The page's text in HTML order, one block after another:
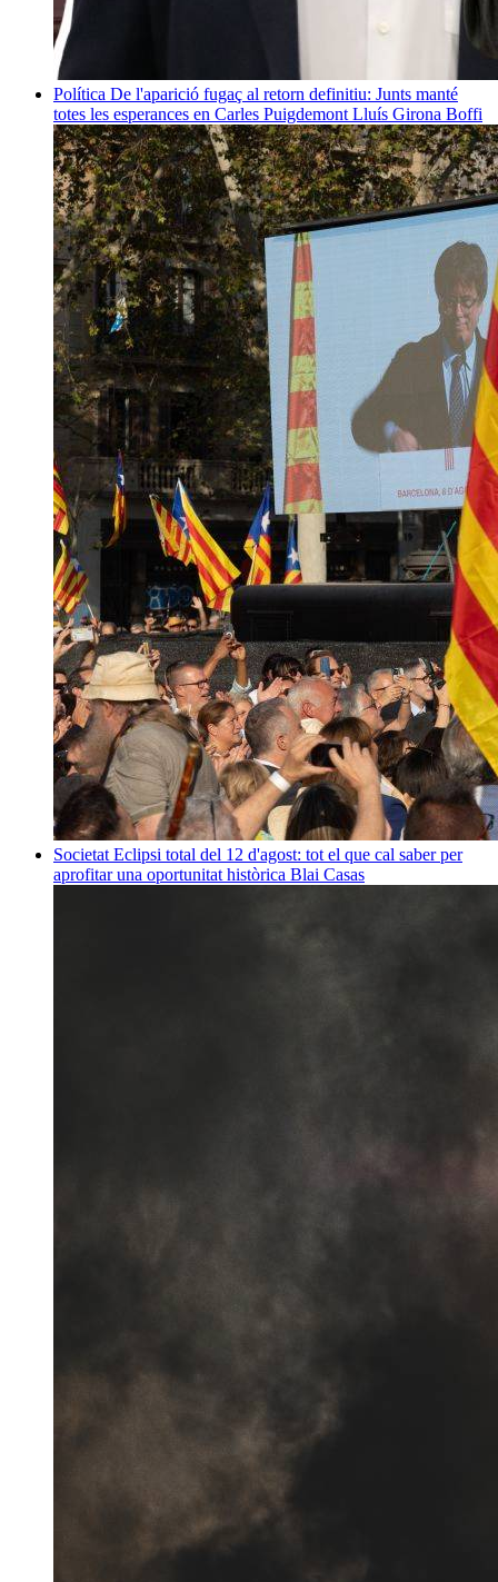
Política De l'aparició fugaç al retorn definitiu: Junts manté
totes les esperances en Carles Puigdemont Lluís Girona Boffi
Societat Eclipsi total del 12 d'agost: tot el que cal saber per
aprofitar una oportunitat històrica Blai Casas